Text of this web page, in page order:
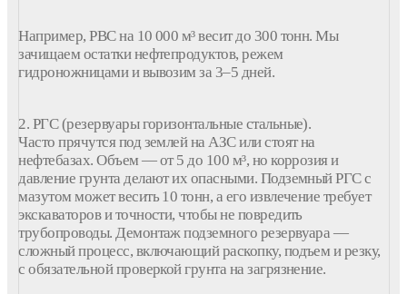
Например, РВС на 10 000 м³ весит до 300 тонн. Мы
зачищаем остатки нефтепродуктов, режем
гидроножницами и вывозим за 3–5 дней.
2. РГС (резервуары горизонтальные стальные).
Часто прячутся под землей на АЗС или стоят на
нефтебазах. Объем — от 5 до 100 м³, но коррозия и
давление грунта делают их опасными. Подземный РГС с
мазутом может весить 10 тонн, а его извлечение требует
экскаваторов и точности, чтобы не повредить
трубопроводы. Демонтаж подземного резервуара —
сложный процесс, включающий раскопку, подъем и резку,
с обязательной проверкой грунта на загрязнение.